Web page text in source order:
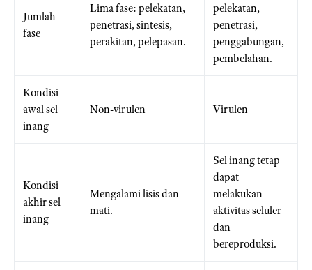
Jumlah
fase
Lima fase: pelekatan,
penetrasi, sintesis,
perakitan, pelepasan.
pelekatan,
penetrasi,
penggabungan,
pembelahan.
Kondisi
awal sel
inang
Non-virulen Virulen
Kondisi
akhir sel
inang
Mengalami lisis dan
mati.
Sel inang tetap
dapat
melakukan
aktivitas seluler
dan
bereproduksi.